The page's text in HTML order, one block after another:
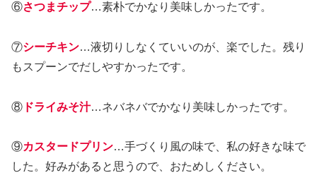
⑥さつまチップ…素朴でかなり美味しかったです。
⑦シーチキン…液切りしなくていいのが、楽でした。残り
もスプーンでだしやすかったです。
⑧ ドライみそ汁…ネバネバでかなり美味しかったです。
⑨カスタードプリン…手づくり風の味で、私の好きな味で
した。好みがあると思うので、おためしください。